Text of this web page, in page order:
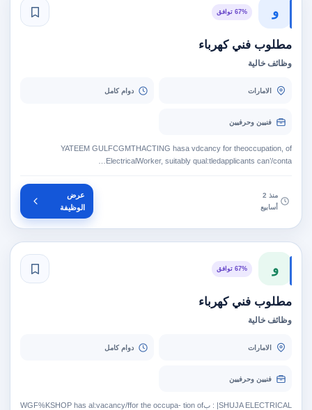
و 67% توافق
مطلوب فني كهرباء
وظائف خالية
الامارات دوام كامل
فنيين وحرفيين
YATEEM GULFCGMTHACTING hasa vdcancy for theoccupation, of
ElectricalWorker, suitably qual:tledapplicants can’/conta…
منذ 2
أسابيع
عرض
الوظيفة
و 67% توافق
مطلوب فني كهرباء
وظائف خالية
الامارات دوام كامل
فنيين وحرفيين
‎SHUJA ELECTRICAL| :‏ ب‎WGF%KSHOP has al:‎vacancy/ffor the occupa- tion of